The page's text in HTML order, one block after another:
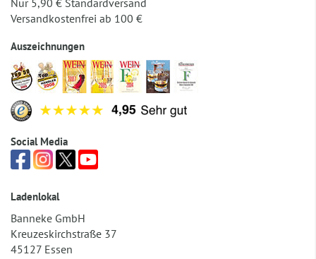
Versandkostenfrei ab 100 €
Auszeichnungen
Social Media
Ladenlokal
Banneke GmbH
Kreuzeskirchstraße 37
45127 Essen